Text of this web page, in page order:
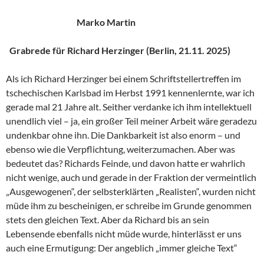
Marko Martin
Grabrede für Richard Herzinger (Berlin, 21.11. 2025)
Als ich Richard Herzinger bei einem Schriftstellertreffen im
tschechischen Karlsbad im Herbst 1991 kennenlernte, war ich
gerade mal 21 Jahre alt. Seither verdanke ich ihm intellektuell
unendlich viel – ja, ein großer Teil meiner Arbeit wäre geradezu
undenkbar ohne ihn. Die Dankbarkeit ist also enorm – und
ebenso wie die Verpflichtung, weiterzumachen. Aber was
bedeutet das? Richards Feinde, und davon hatte er wahrlich
nicht wenige, auch und gerade in der Fraktion der vermeintlich
„Ausgewogenen“, der selbsterklärten „Realisten“, wurden nicht
müde ihm zu bescheinigen, er schreibe im Grunde genommen
stets den gleichen Text. Aber da Richard bis an sein
Lebensende ebenfalls nicht müde wurde, hinterlässt er uns
auch eine Ermutigung: Der angeblich „immer gleiche Text“